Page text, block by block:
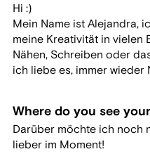
Hi :)
Mein Name ist Alejandra,
meine Kreativität in vielen
Nähen, Schreiben oder
ich liebe es, immer wieder
Where do you see
Darüber möchte ich noch
lieber im Moment!